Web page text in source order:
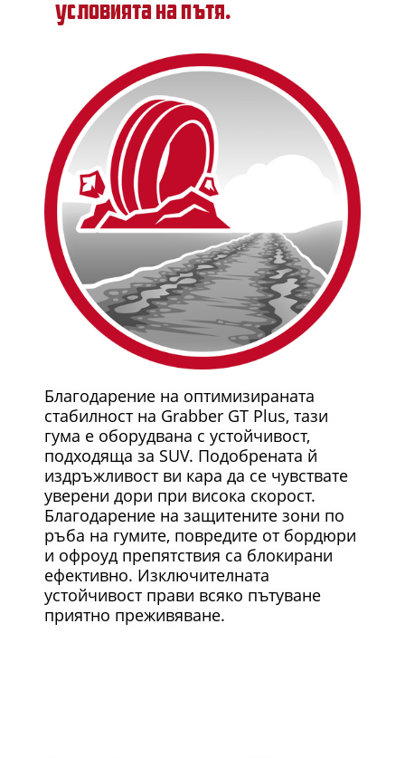
условията на пътя.
Благодарение на оптимизираната
стабилност на Grabber GT Plus, тази
гума е оборудвана с устойчивост,
подходяща за SUV. Подобрената й
издръжливост ви кара да се чувствате
уверени дори при висока скорост.
Благодарение на защитените зони по
ръба на гумите, повредите от бордюри
и офроуд препятствия са блокирани
ефективно. Изключителната
устойчивост прави всяко пътуване
приятно преживяване.